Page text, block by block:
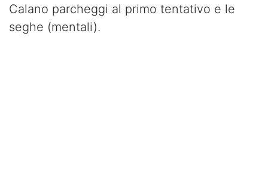
Calano parcheggi al primo tentativo e le
seghe (mentali).